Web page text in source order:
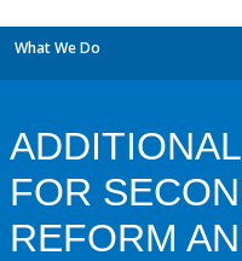
What We Do
FOR
REFORM